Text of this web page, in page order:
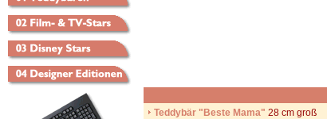
Teddybär "Beste Mama" 28 cm groß